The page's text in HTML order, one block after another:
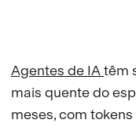
Agentes de IAtêm
mais quente do
meses, com tokens